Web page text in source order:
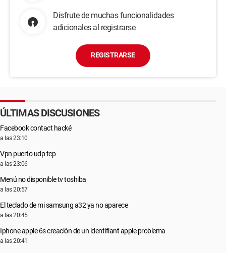
Disfrute de muchas funcionalidades
adicionales al registrarse
REGISTRARSE
ÚLTIMAS DISCUSIONES
Facebook contact hacké
a las 23:10
Vpn puerto udp tcp
a las 23:06
Menú no disponible tv toshiba
a las 20:57
El teclado de mi samsung a32 ya no aparece
a las 20:45
Iphone apple 6s creación de un identifiant apple problema
a las 20:41